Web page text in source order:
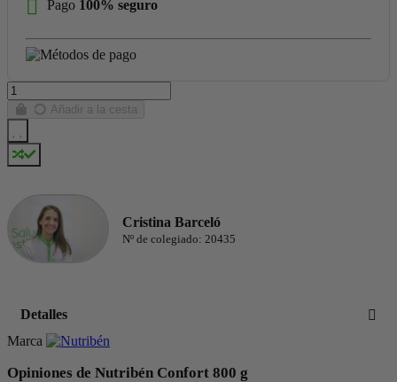
Pago 100% seguro
Añadir a la cesta
Cristina Barceló
Nº de colegiado: 20435
Detalles
Marca
Opiniones de Nutribén Confort 800 g